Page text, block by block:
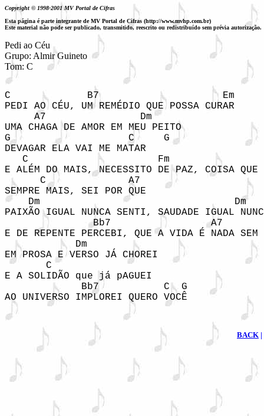
Copyright © 1998-2001 MV Portal de Cifras
Esta página é parte integrante de MV Portal de Cifras (http://www.mvhp.com.br)
Este material não pode ser publicado, transmitido, reescrito ou redistribuído sem prévia autorização.
Pedi ao Céu
Grupo: Almir Guineto
C             B7
PEDI AO CÉU, UM REMÉDIO QUE POSSA CURAR
     A7                Dm
UMA CHAGA DE AMOR EM MEU PEITO
G                    C     G
DEVAGAR ELA VAI ME MATAR
C                      Fm
E ALÉM DO MAIS, NECESSITO DE PAZ, COISA QUE
      C              A7
SEMPRE MAIS, SEI POR QUE
    Dm                                 Dm
PAIXÃO IGUAL NUNCA SENTI, SAUDADE IGUAL
               Bb7                 A7
E DE REPENTE PERCEBI, QUE A VIDA É NADA SEM
            Dm
EM PROSA E VERSO JÁ CHOREI
       C
E A SOLIDÃO que já pAGUEI
             Bb7           C  G
AO UNIVERSO IMPLOREI QUERO VOCÊ
BACK |